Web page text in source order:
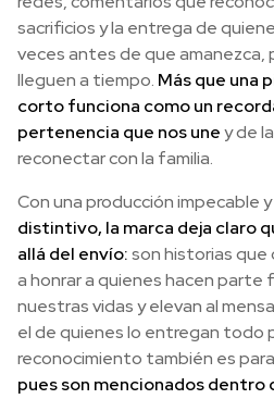
sacrificios y la entrega de
veces antes de que amanezca,
lleguen a tiempo. Más que una
corto funciona como un
pertenencia que nos uney de
reconectar con la familia.
Con una producción impecable y
distintivo, la marca deja claro
allá del envío:son historias que
a honrar a quienes hacen parte
nuestras vidas y elevan al
el de quienes lo entregan todo
reconocimiento también es para
pues son mencionados dentro